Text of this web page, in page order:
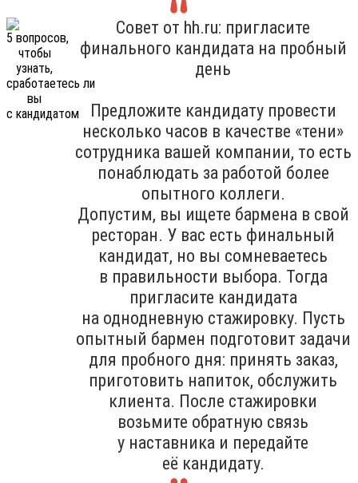
Совет от hh.ru: пригласите
финального кандидата на пробный
день
Предложите кандидату провести
несколько часов в качестве «тени»
сотрудника вашей компании, то есть
понаблюдать за работой более
опытного коллеги.
Допустим, вы ищете бармена в свой
ресторан. У вас есть финальный
кандидат, но вы сомневаетесь
в правильности выбора. Тогда
пригласите кандидата
на однодневную стажировку. Пусть
опытный бармен подготовит задачи
для пробного дня: принять заказ,
приготовить напиток, обслужить
клиента. После стажировки
возьмите обратную связь
у наставника и передайте
её кандидату.